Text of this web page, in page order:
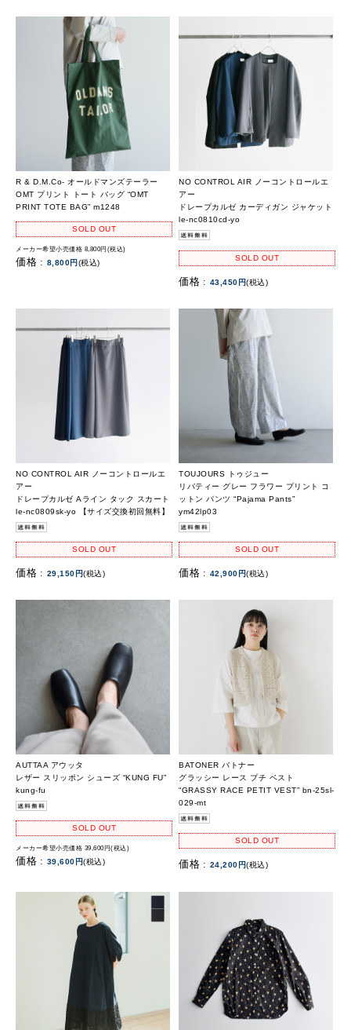
R & D.M.Co- オールドマンズテーラー
OMT プリント トート バッグ “OMT
PRINT TOTE BAG” m1248
SOLD OUT
メーカー希望小売価格 8,800円(税込)
価格 : 8,800円(税込)
NO CONTROL AIR ノーコントロールエ
アー
ドレープカルゼ カーディガン ジャケット
le-nc0810cd-yo
SOLD OUT
価格 : 43,450円(税込)
NO CONTROL AIR ノーコントロールエ
アー
ドレープカルゼ Aライン タック スカート
le-nc0809sk-yo 【サイズ交換初回無料】
SOLD OUT
価格 : 29,150円(税込)
TOUJOURS トゥジュー
リバティー グレー フラワー プリント コ
ットン パンツ “Pajama Pants”
ym42lp03
SOLD OUT
価格 : 42,900円(税込)
AUTTAA アウッタ
レザー スリッポン シューズ “KUNG FU”
kung-fu
SOLD OUT
メーカー希望小売価格 39,600円(税込)
価格 : 39,600円(税込)
BATONER バトナー
グラッシー レース プチ ベスト
“GRASSY RACE PETIT VEST” bn-25sl-
029-mt
SOLD OUT
価格 : 24,200円(税込)